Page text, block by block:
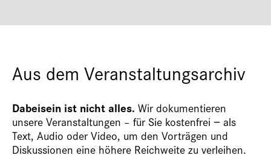
Aus dem Veranstaltungsarchiv
Dabeisein ist nicht alles. Wir dokumentieren
unsere Veranstaltungen – für Sie kostenfrei − als
Text, Audio oder Video, um den Vorträgen und
Diskussionen eine höhere Reichweite zu verleihen.